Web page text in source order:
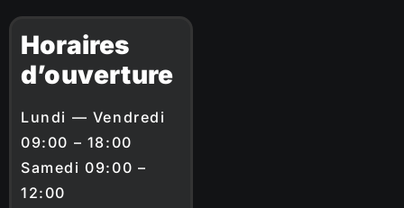
Horaires
d’ouverture
Lundi — Vendredi
09:00 – 18:00
Samedi 09:00 –
12:00